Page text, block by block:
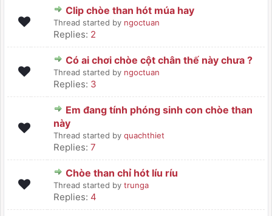
Clip chòe than hót múa hay
Thread started by ngoctuan
Replies: 2
Có ai chơi chòe cột chân thế này chưa ?
Thread started by ngoctuan
Replies: 3
Em đang tính phóng sinh con chòe than
này
Thread started by quachthiet
Replies: 7
Chòe than chỉ hót líu ríu
Thread started by trunga
Replies: 4